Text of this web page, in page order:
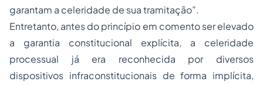
garantam a celeridade de sua tramitação”.
Entretanto, antes do princípio em comento ser elevado
a garantia constitucional explícita, a celeridade
processual já era reconhecida por diversos
dispositivos infraconstitucionais de forma implícita,